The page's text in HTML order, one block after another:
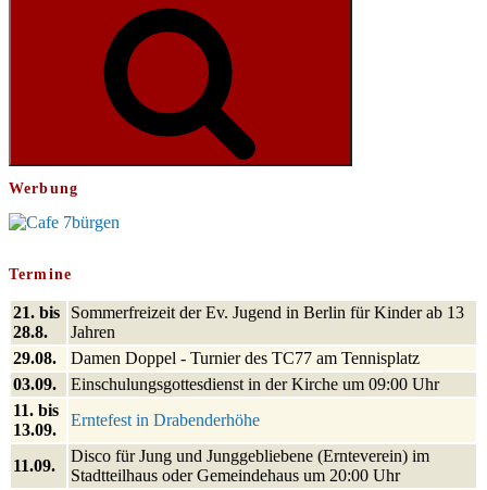
Werbung
Termine
21. bis
28.8.
Sommerfreizeit der Ev. Jugend in Berlin für Kinder ab 13
Jahren
29.08.
Damen Doppel - Turnier des TC77 am Tennisplatz
03.09.
Einschulungsgottesdienst in der Kirche um 09:00 Uhr
11. bis
13.09.
Erntefest in Drabenderhöhe
11.09.
Disco für Jung und Junggebliebene (Ernteverein) im
Stadtteilhaus oder Gemeindehaus um 20:00 Uhr